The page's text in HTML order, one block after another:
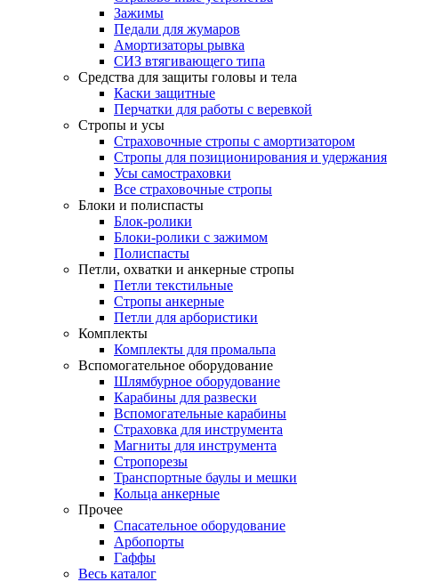
Зажимы
Педали для жумаров
Амортизаторы рывка
СИЗ втягивающего типа
Средства для защиты головы и тела
Каски защитные
Перчатки для работы с веревкой
Стропы и усы
Страховочные стропы с амортизатором
Стропы для позиционирования и удержания
Усы самостраховки
Все страховочные стропы
Блоки и полиспасты
Блок-ролики
Блоки-ролики с зажимом
Полиспасты
Петли, охватки и анкерные стропы
Петли текстильные
Стропы анкерные
Петли для арбористики
Комплекты
Комплекты для промальпа
Вспомогательное оборудование
Шлямбурное оборудование
Карабины для развески
Вспомогательные карабины
Страховка для инструмента
Магниты для инструмента
Стропорезы
Транспортные баулы и мешки
Кольца анкерные
Прочее
Спасательное оборудование
Арбопорты
Гаффы
Весь каталог